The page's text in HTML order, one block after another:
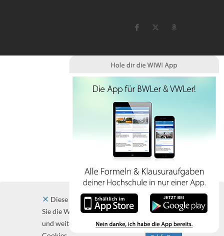
Diese Website verwendet Cookies. Indem
Sie die Website und ihre Angebote nutzen
und weiter navigieren, akzeptieren Sie diese